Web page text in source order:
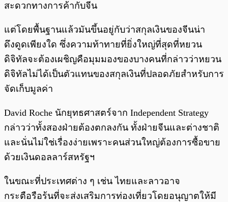
สะดวกทางการค้ากับจีน
แต่โดยพื้นฐานแล้วมันขึ้นอยู่กับว่าสกุลเงินของจีนน่า
ดึงดูดเพียงใด ซึ่งความท้าทายที่ยิ่งใหญ่ที่สุดที่หยวน
ดิจิทัลจะต้องเผชิญคือมุมมองของบางคนที่กล่าวว่าหยวน
ดิจิทัลไม่ได้เป็นตัวแทนของสกุลเงินที่ปลอดภัยสำหรับการ
จัดเก็บมูลค่า
David Roche นักยุทธศาสตร์จาก Independent Strategy
กล่าวว่าทั้งสองฝ่ายต้องตกลงกัน ทั้งฝ่ายจีนและต่างชาติ
และนั่นไม่ใช่เรื่องง่ายเพราะคนส่วนใหญ่ต้องการซื้อขาย
ด้วยเงินดอลลาร์สหรัฐฯ
ในขณะที่ประเทศต่าง ๆ เช่น ไทยและลาวอาจ
กระตือรือร้นที่จะส่งเสริมการท่องเที่ยวโดยอนุญาตให้มี